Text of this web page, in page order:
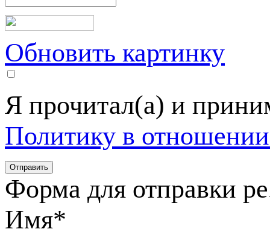
Обновить картинку
Я прочитал(а) и
Политику в
Форма для отправки
Имя*